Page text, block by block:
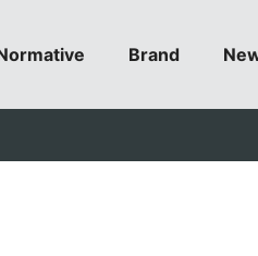
Brand